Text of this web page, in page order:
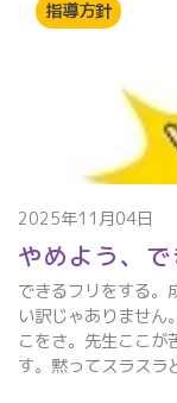
指導方針
2025年11月04日
やめよう、で
できるフリをする。
い訳じゃありません
こをさ。先生ここが
す。黙ってスラス